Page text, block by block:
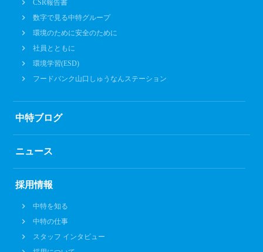
CSR報告書
数字で見る中特グループ
環境のために安全のために
社員とともに
環境学習(ESD)
フードバンク山口しゅうなんステーション
中特ブログ
ニュース
採用情報
中特を知る
中特の仕事
スタッフ インタビュー